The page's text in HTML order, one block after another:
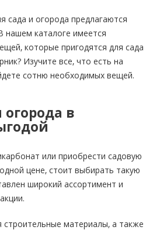
сада и огорода предлагаются
нашем каталоге имеется
которые пригодятся для сада
Изучите все, что есть на
сотню необходимых вещей.
огорода в
или приобрести садовую
цене, стоит выбирать такую
широкий ассортимент и
материалы, а также